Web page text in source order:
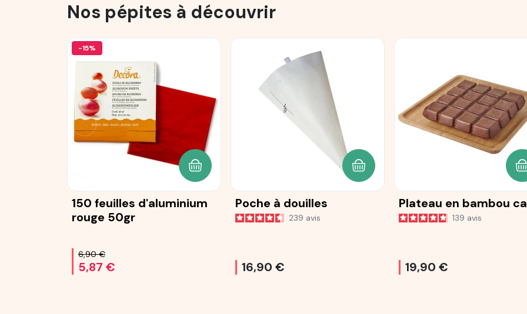
Nos pépites à découvrir
-15%
150 feuilles d'aluminium
rouge 50gr
6,90 €
5,87 €
AJOUTER AU PANIER
Poche à douilles
239 avis
16,90 €
AJOUTER AU PANIER
Plateau en bambou
139 avis
19,90 €